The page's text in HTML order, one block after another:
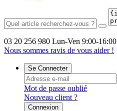
03 20 256 980 Lun-Ven 9:00-16:00
Nous sommes ravis de vous aider !
Se Connecter
Mot de passe oublié
Nouveau client ?
Connexion